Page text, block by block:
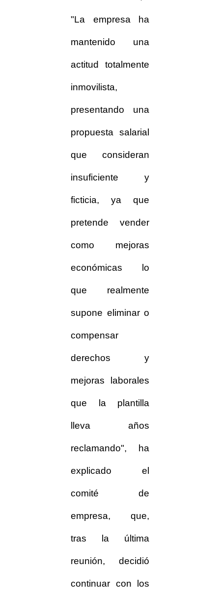
"La empresa ha
mantenido una
actitud totalmente
inmovilista,
presentando una
propuesta salarial
que consideran
insuficiente y
ficticia, ya que
pretende vender
como mejoras
económicas lo
que realmente
supone eliminar o
compensar
derechos y
mejoras laborales
que la plantilla
lleva años
reclamando", ha
explicado el
comité de
empresa, que,
tras la última
reunión, decidió
continuar con los